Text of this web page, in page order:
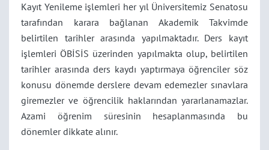
Kayıt Yenileme işlemleri her yıl Üniversitemiz Senatosu
tarafından karara bağlanan Akademik Takvimde
belirtilen tarihler arasında yapılmaktadır. Ders kayıt
işlemleri ÖBİSİS üzerinden yapılmakta olup, belirtilen
tarihler arasında ders kaydı yaptırmaya öğrenciler söz
konusu dönemde derslere devam edemezler sınavlara
giremezler ve öğrencilik haklarından yararlanamazlar.
Azami öğrenim süresinin hesaplanmasında bu
dönemler dikkate alınır.